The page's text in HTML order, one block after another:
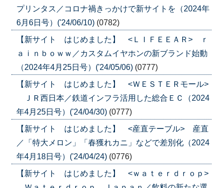
プリンタス／コロナ禍きっかけで新サイトを（2024年
6月6日号）('24/06/10) (0782)
【新サイト はじめました】 <ＬＩＦＥＥＡＲ> ｒ
ａｉｎｂｏｗｗ／カスタムイヤホンの新ブランド始動
（2024年4月25日号）('24/05/06) (0777)
【新サイト はじめました】 <ＷＥＳＴＥＲモール>
ＪＲ西日本／鉄道インフラ活用した総合ＥＣ（2024
年4月25日号）('24/04/30) (0777)
【新サイト はじめました】 <産直テーブル> 産直
／「特大メロン」「春獲れカニ」などで差別化（2024
年4月18日号）('24/04/24) (0776)
【新サイト はじめました】 <ｗａｔｅｒｄｒｏｐ>